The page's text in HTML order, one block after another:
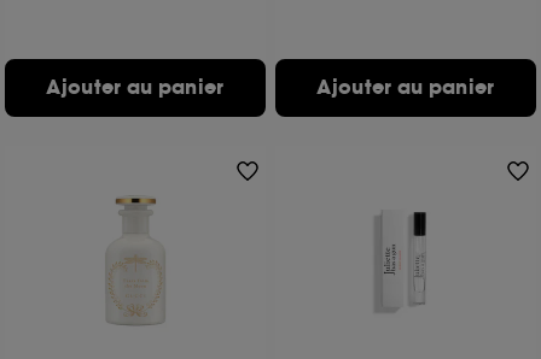
Ajouter au panier Ajouter au panier